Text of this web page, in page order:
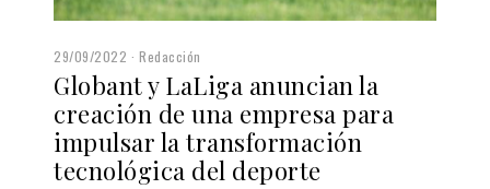
29/09/2022 Redacción
Globant y LaLiga anuncian la
creación de una empresa para
impulsar la transformación
tecnológica del deporte